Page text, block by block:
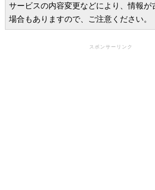
サービスの内容変更などにより、情報が
場合もありますので、ご注意ください。
スポンサーリンク